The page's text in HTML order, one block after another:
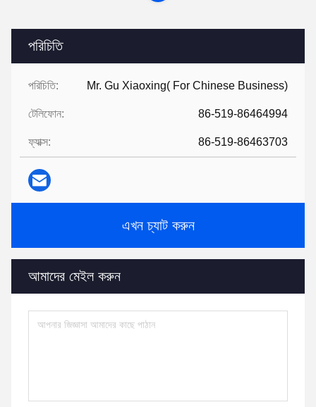
পরিচিতি
পরিচিতি: Mr. Gu Xiaoxing( For Chinese Business)
টেলিফোন: 86-519-86464994
ফ্যাক্স: 86-519-86463703
এখন চ্যাট করুন
আমাদের মেইল করুন